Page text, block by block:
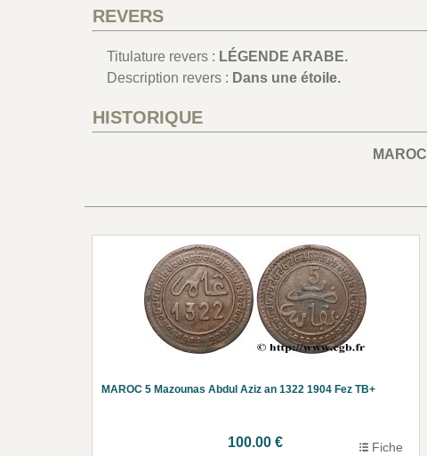
REVERS
Titulature revers : LÉGENDE ARABE.
Description revers : Dans une étoile.
HISTORIQUE
MAROC
MAROC 5 Mazounas Abdul Aziz an 1322 1904 Fez TB+
100.00 € Fiche